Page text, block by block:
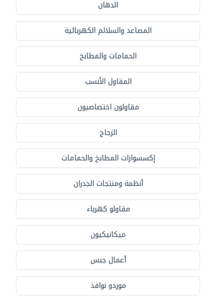
الدهان
المصاعد والسلالم الكهربائية
الحمامات والمطابخ
المقاول الأنسب
مقاولون اختصاصيون
الزجاج
إكسسوارات المطابخ والحمامات
أنظمة ومنتجات الجدران
مقاولو كهرباء
ميكانيكيون
أعمال جبس
موردو نوافذ